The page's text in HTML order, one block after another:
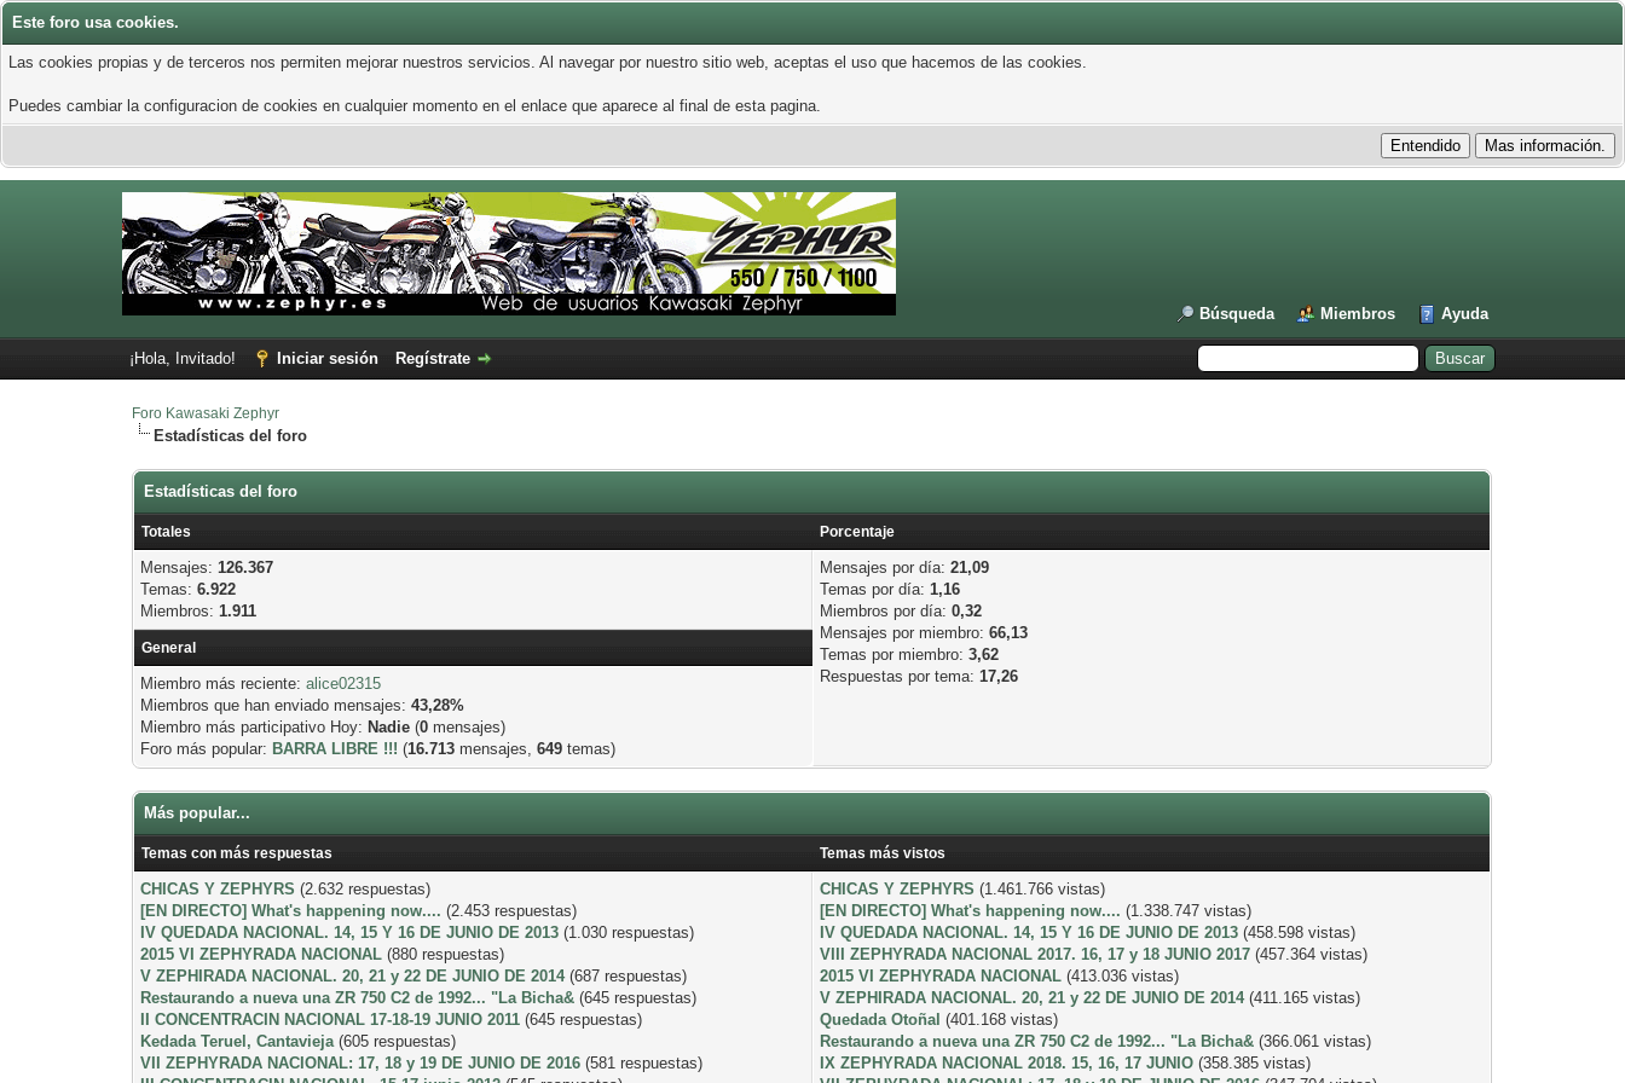
Este foro usa cookies.
Las cookies propias y de terceros nos permiten mejorar nuestros servicios. Al navegar por nuestro sitio web, aceptas el uso que hacemos de las cookies.
Puedes cambiar la configuracion de cookies en cualquier momento en el enlace que aparece al final de esta pagina.
Búsqueda Miembros Ayuda
¡Hola, Invitado! Iniciar sesión Regístrate
Foro Kawasaki Zephyr
Estadísticas del foro
Estadísticas del foro
Totales Porcentaje
Mensajes:126.367
Temas:6.922
Miembros:1.911
Mensajes por día:21,09
Temas por día:1,16
Miembros por día:0,32
Mensajes por miembro:66,13
Temas por miembro:3,62
Respuestas por tema:17,26
General
Miembro más reciente:alice02315
Miembros que han enviado mensajes:43,28%
Miembro más participativo Hoy: Nadie (0 mensajes)
Foro más popular: BARRA LIBRE !!! (16.713 mensajes,649 temas)
Más popular...
Temas con más respuestas Temas más vistos
CHICAS Y ZEPHYRS (2.632 respuestas)
[EN DIRECTO] What's happening now.... (2.453 respuestas)
IV QUEDADA NACIONAL. 14, 15 Y 16 DE JUNIO DE 2013 (1.030 respuestas)
2015 VI ZEPHYRADA NACIONAL (880 respuestas)
V ZEPHIRADA NACIONAL. 20, 21 y 22 DE JUNIO DE 2014(687 respuestas)
Restaurando a nueva una ZR 750 C2 de 1992... "La Bicha& (645 respuestas)
II CONCENTRACIN NACIONAL 17-18-19 JUNIO 2011 (645 respuestas)
Kedada Teruel, Cantavieja(605 respuestas)
VII ZEPHYRADA NACIONAL: 17, 18 y 19 DE JUNIO DE 2016 (581 respuestas)
CHICAS Y ZEPHYRS (1.461.766 vistas)
[EN DIRECTO] What's happening now.... (1.338.747 vistas)
IV QUEDADA NACIONAL. 14, 15 Y 16 DE JUNIO DE 2013 (458.598 vistas)
VIII ZEPHYRADA NACIONAL 2017. 16, 17 y 18 JUNIO 2017 (457.364 vistas)
2015 VI ZEPHYRADA NACIONAL (413.036 vistas)
V ZEPHIRADA NACIONAL. 20, 21 y 22 DE JUNIO DE 2014(411.165 vistas)
Quedada Otoñal (401.168 vistas)
Restaurando a nueva una ZR 750 C2 de 1992... "La Bicha& (366.061 vistas)
IX ZEPHYRADA NACIONAL 2018. 15, 16, 17 JUNIO (358.385 vistas)